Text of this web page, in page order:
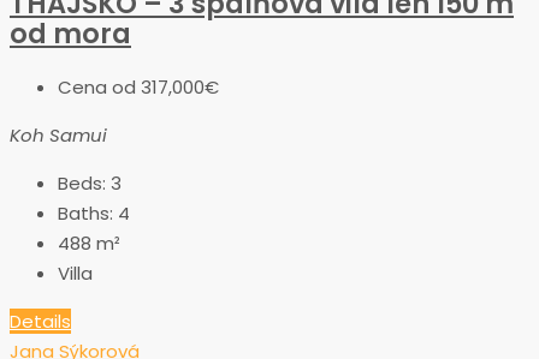
od mora
Cena od 317,000€
Koh Samui
Beds: 3
Baths: 4
488 m²
Villa
Details
Jana Sýkorová